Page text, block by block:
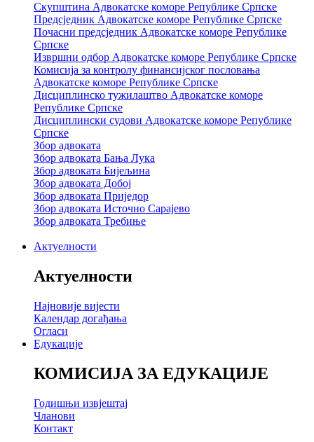
Скупштина Адвокатске коморе Републике Српске
Предсједник Адвокатске коморе Републике Српске
Почасни предсједник Адвокатске коморе Републике
Српске
Извршни одбор Адвокатске коморе Републике Српске
Комисија за контролу финансијског пословања
Адвокатске коморе Републике Српске
Дисциплинско тужилаштво Адвокатске коморе
Републике Српске
Дисциплински судови Адвокатске коморе Републике
Српске
Збор адвоката
Збор адвоката Бања Лука
Збор адвоката Бијељина
Збор адвоката Добој
Збор адвоката Приједор
Збор адвоката Источно Сарајево
Збор адвоката Требиње
Актуелности
Актуелности
Најновије вијести
Календар догађања
Огласи
Едукације
КОМИСИЈА ЗА ЕДУКАЦИЈЕ
Годишњи извјештај
Чланови
Контакт